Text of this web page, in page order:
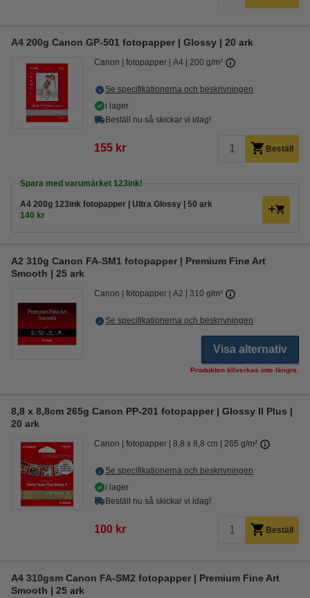
A4 200g Canon GP-501 fotopapper | Glossy | 20 ark
Canon fotopapper A4 200 g/m²
Se specifikationerna och beskrivningen
i lager
Beställ nu så skickar vi idag!
155 kr Beställ
Spara med varumärket 123ink!
A4 200g 123ink fotopapper | Ultra Glossy | 50 ark
140 kr
A2 310g Canon FA-SM1 fotopapper | Premium Fine Art
Smooth | 25 ark
Canon fotopapper A2 310 g/m²
Se specifikationerna och beskrivningen
Visa alternativ
Produkten tillverkas inte längre.
8,8 x 8,8cm 265g Canon PP-201 fotopapper | Glossy II Plus |
20 ark
Canon fotopapper 8,8 x 8,8 cm 265 g/m²
Se specifikationerna och beskrivningen
i lager
Beställ nu så skickar vi idag!
100 kr Beställ
A4 310gsm Canon FA-SM2 fotopapper | Premium Fine Art
Smooth | 25 ark